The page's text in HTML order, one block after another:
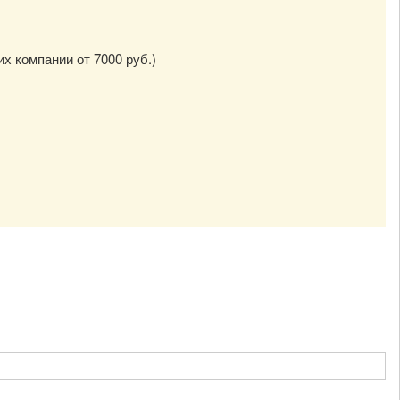
компании от 7000 руб.)